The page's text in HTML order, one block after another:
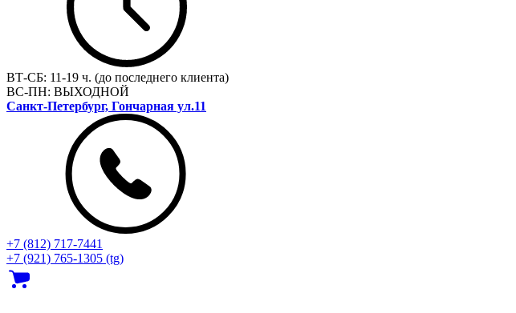
ВТ-СБ: 11-19 ч. (до последнего клиента)
ВС-ПН: ВЫХОДНОЙ
Санкт-Петербург, Гончарная ул.11
+7 (812) 717‑7441
+7 (921) 765-1305 (tg)